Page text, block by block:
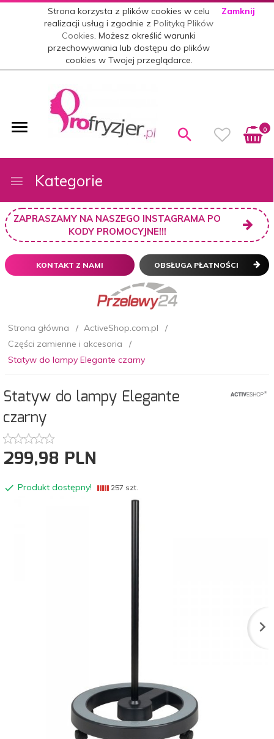
Strona korzysta z plików cookies w celu
realizacji usług i zgodnie zPolityką Plików
Cookies. Możesz określić warunki
przechowywania lub dostępu do plików
cookies w Twojej przeglądarce.
Zamknij
0
Kategorie
ZAPRASZAMY NA NASZEGO INSTAGRAMA PO
KODY PROMOCYJNE!!!
KONTAKT Z NAMI OBSŁUGA PŁATNOŚCI
Strona główna
ActiveShop.com.pl
Części zamienne i akcesoria
Statyw do lampy Elegante czarny
Statyw do lampy Elegante
czarny
299,98 PLN
Produkt dostępny! 257 szt.